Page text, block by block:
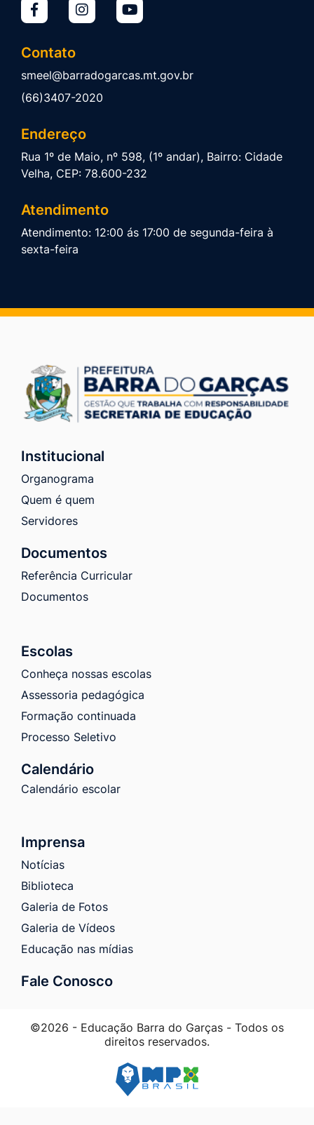
Contato
smeel@barradogarcas.mt.gov.br
(66)3407-2020
Endereço
Rua 1º de Maio, nº 598, (1º andar), Bairro: Cidade
Velha, CEP: 78.600-232
Atendimento
Atendimento: 12:00 ás 17:00 de segunda-feira à
sexta-feira
Institucional
Organograma
Quem é quem
Servidores
Documentos
Referência Curricular
Documentos
Escolas
Conheça nossas escolas
Assessoria pedagógica
Formação continuada
Processo Seletivo
Calendário
Calendário escolar
Imprensa
Notícias
Biblioteca
Galeria de Fotos
Galeria de Vídeos
Educação nas mídias
Fale Conosco
©2026 - Educação Barra do Garças - Todos os
direitos reservados.